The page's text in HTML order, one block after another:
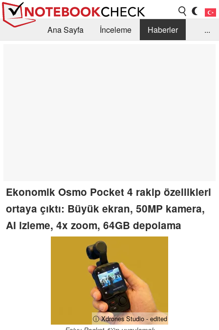
Ana Sayfa İnceleme
Haberler
...
Ekonomik Osmo Pocket 4 rakip özellikleri
ortaya çıktı: Büyük ekran, 50MP kamera,
AI izleme, 4x zoom, 64GB depolama
ⓘ Xdrones Studio - edited